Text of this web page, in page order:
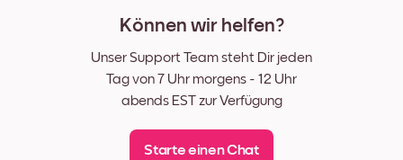
Können wir helfen?
Unser Support Team steht Dir jeden
Tag von 7 Uhr morgens - 12 Uhr
abends EST zur Verfügung
Starte einen Chat